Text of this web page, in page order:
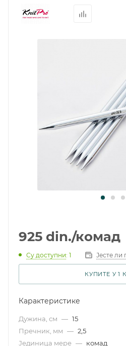
925 din./комад
Су доступни: 1 Јесте ли
КУПИТЕ У 1
Карактеристике
Дужина, см — 15
Пречник, мм — 2,5
Јединица мере — комад